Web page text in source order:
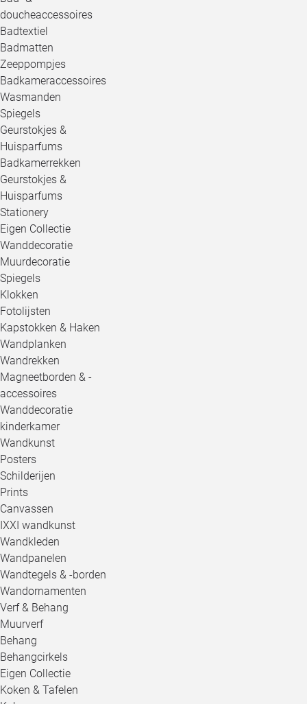
doucheaccessoires
Badtextiel
Badmatten
Zeeppompjes
Badkameraccessoires
Wasmanden
Spiegels
Geurstokjes &
Huisparfums
Badkamerrekken
Geurstokjes &
Huisparfums
Stationery
Eigen Collectie
Wanddecoratie
Muurdecoratie
Spiegels
Klokken
Fotolijsten
Kapstokken & Haken
Wandplanken
Wandrekken
Magneetborden & -
accessoires
Wanddecoratie
kinderkamer
Wandkunst
Posters
Schilderijen
Prints
Canvassen
IXXI wandkunst
Wandkleden
Wandpanelen
Wandtegels & -borden
Wandornamenten
Verf & Behang
Muurverf
Behang
Behangcirkels
Eigen Collectie
Koken & Tafelen